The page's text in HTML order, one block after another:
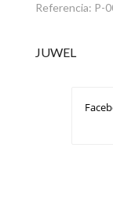
Referencia: P-
JUWEL